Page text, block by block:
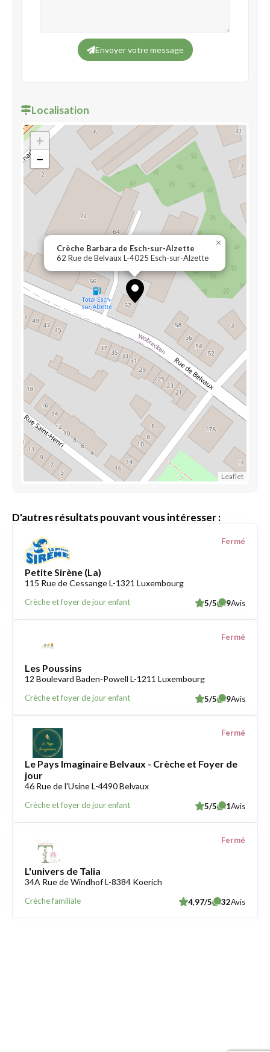
Envoyer votre message
Localisation
Crèche Barbara de Esch-sur-Alzette
62 Rue de Belvaux L-4025 Esch-sur-Alzette
×
+
−
Leaflet
D'autres résultats pouvant vous intéresser :
Petite Sirène (La)
115 Rue de Cessange L-1321 Luxembourg
Crèche et foyer de jour enfant
Fermé
5/5 9Avis
Les Poussins
12 Boulevard Baden-Powell L-1211 Luxembourg
Crèche et foyer de jour enfant
Fermé
5/5 9Avis
Le Pays Imaginaire Belvaux - Crèche et Foyer de
jour
46 Rue de l'Usine L-4490 Belvaux
Crèche et foyer de jour enfant
Fermé
5/5 1Avis
L'univers de Talia
34A Rue de Windhof L-8384 Koerich
Crèche familiale
Fermé
4,97/5 32Avis